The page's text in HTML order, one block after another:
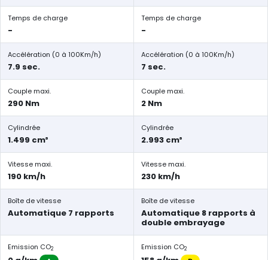
Temps de charge
-
Temps de charge
-
Accélération (0 à 100Km/h)
7.9 sec.
Accélération (0 à 100Km/h)
7 sec.
Couple maxi.
290 Nm
Couple maxi.
2 Nm
Cylindrée
1.499 cm³
Cylindrée
2.993 cm³
Vitesse maxi.
190 km/h
Vitesse maxi.
230 km/h
Boîte de vitesse
Automatique 7 rapports
Boîte de vitesse
Automatique 8 rapports à
double embrayage
Emission CO2 Emission CO2